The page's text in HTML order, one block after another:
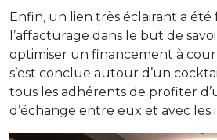
Enfin, un lien très éclairant a été
l’affacturage dans le but de
optimiser un financement à
s’est conclue autour d’un
tous les adhérents de profiter
d’échange entre eux et avec les